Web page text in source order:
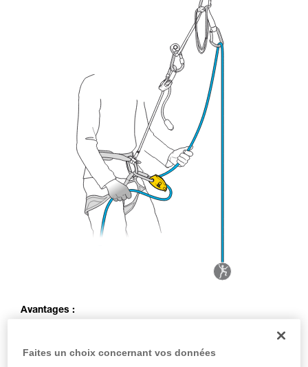
Avantages :
Amortissement de la chute par déplacement du corps de
l’assureur
Faites un choix concernant vos données